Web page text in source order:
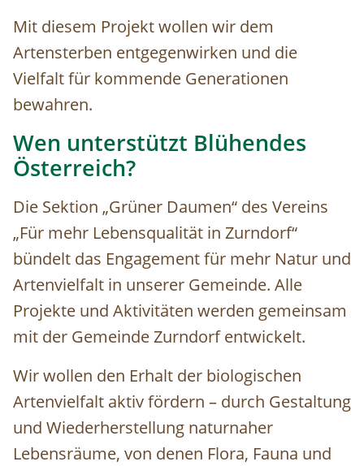
Mit diesem Projekt wollen wir dem
Artensterben entgegenwirken und die
Vielfalt für kommende Generationen
bewahren.
Wen unterstützt Blühendes
Österreich?
Die Sektion „Grüner Daumen“ des Vereins
„Für mehr Lebensqualität in Zurndorf“
bündelt das Engagement für mehr Natur und
Artenvielfalt in unserer Gemeinde. Alle
Projekte und Aktivitäten werden gemeinsam
mit der Gemeinde Zurndorf entwickelt.
Wir wollen den Erhalt der biologischen
Artenvielfalt aktiv fördern – durch Gestaltung
und Wiederherstellung naturnaher
Lebensräume, von denen Flora, Fauna und